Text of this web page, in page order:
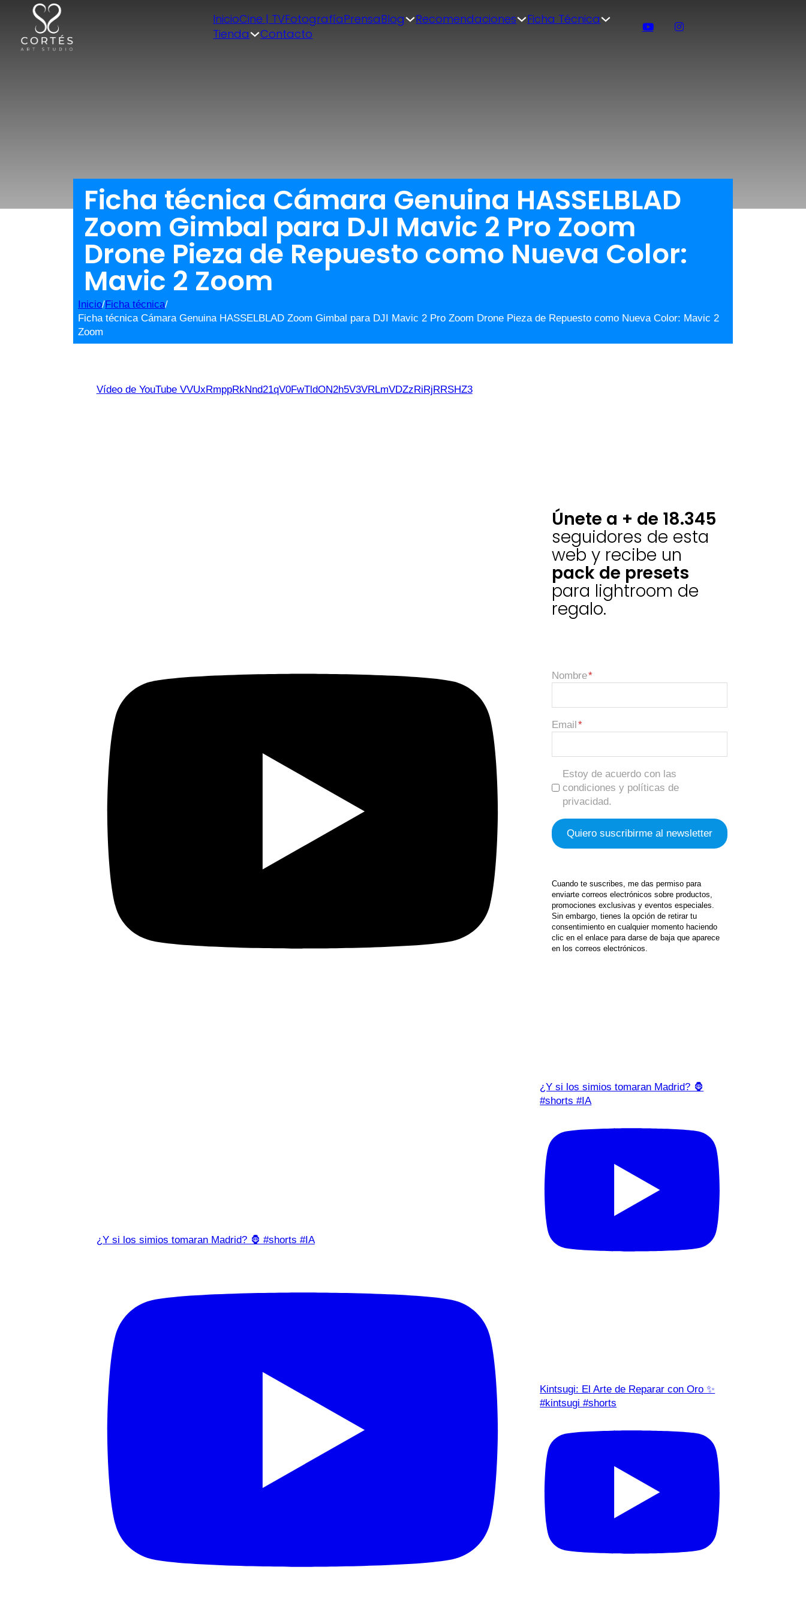
InicioCine | TVFotografíaPrensaBlog Recomendaciones
Ficha Técnica
Tienda
Contacto
Ficha técnica Cámara Genuina HASSELBLAD
Zoom Gimbal para DJI Mavic 2 Pro Zoom
Drone Pieza de Repuesto como Nueva Color:
Mavic 2 Zoom
Inicio/Ficha técnica/
Ficha técnica Cámara Genuina HASSELBLAD Zoom Gimbal para DJI Mavic 2 Pro Zoom Drone Pieza de Repuesto como Nueva Color: Mavic 2
Zoom
Vídeo de YouTube VVUxRmppRkNnd21qV0FwTldON2h5V3VRLmVDZzRiRjRRSHZ3
¿Y si los simios tomaran Madrid? 🦍 #shorts #IA
Únete a + de 18.345
seguidores de esta
web y recibe un
pack de presets
para lightroom de
regalo.
Nombre
Email
Estoy de acuerdo con las
condiciones y políticas de
privacidad.
Cuando te suscribes, me das permiso para
enviarte correos electrónicos sobre productos,
promociones exclusivas y eventos especiales.
Sin embargo, tienes la opción de retirar tu
consentimiento en cualquier momento haciendo
clic en el enlace para darse de baja que aparece
en los correos electrónicos.
¿Y si los simios tomaran Madrid? 🦍
#shorts #IA
Kintsugi: El Arte de Reparar con Oro ✨
#kintsugi #shorts